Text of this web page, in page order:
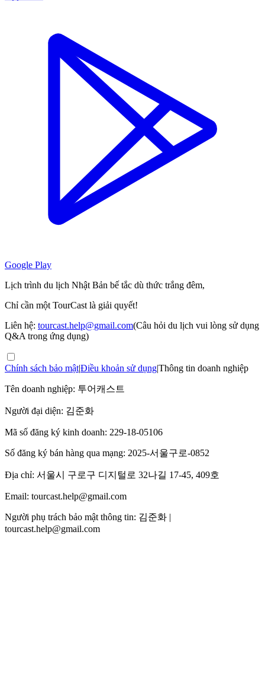
Google Play
Lịch trình du lịch Nhật Bản bế tắc dù thức trắng đêm,
Chỉ cần một TourCast là giải quyết!
Liên hệ: tourcast.help@gmail.com(Câu hỏi du lịch vui lòng sử dụng
Q&A trong ứng dụng)
Chính sách bảo mật|Điều khoản sử dụng|Thông tin doanh nghiệp
Tên doanh nghiệp: 투어캐스트
Người đại diện: 김준화
Mã số đăng ký kinh doanh: 229-18-05106
Số đăng ký bán hàng qua mạng: 2025-서울구로-0852
Địa chỉ: 서울시 구로구 디지털로 32나길 17-45, 409호
Email: tourcast.help@gmail.com
Người phụ trách bảo mật thông tin: 김준화 |
tourcast.help@gmail.com